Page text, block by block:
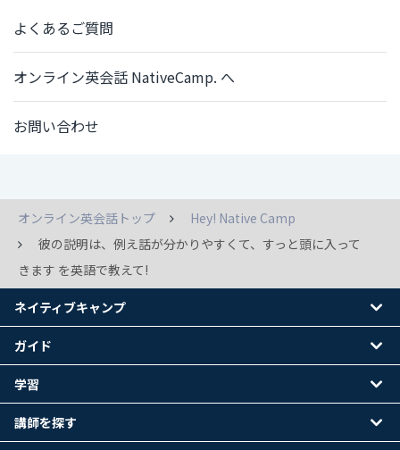
よくあるご質問
オンライン英会話 NativeCamp. へ
お問い合わせ
オンライン英会話トップ
Hey! Native Camp
彼の説明は、例え話が分かりやすくて、すっと頭に入って
きます を英語で教えて!
ネイティブキャンプ
ガイド
学習
講師を探す